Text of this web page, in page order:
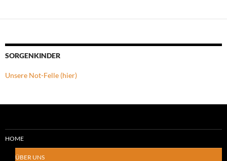
SORGENKINDER
Unsere Not-Felle (hier)
HOME
ÜBER UNS